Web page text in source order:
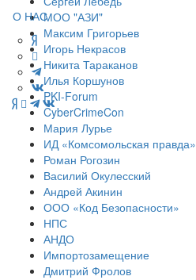
О НАСМОО "АЗИ"
Максим Григорьев
Игорь Некрасов
Никита Тараканов
Илья Коршунов
PKI-Forum
CyberCrimeCon
Мария Лурье
ИД «Комсомольская правда»
Роман Рогозин
Василий Окулесский
Андрей Акинин
ООО «Код Безопасности»
НПС
АНДО
Импортозамещение
Дмитрий Фролов